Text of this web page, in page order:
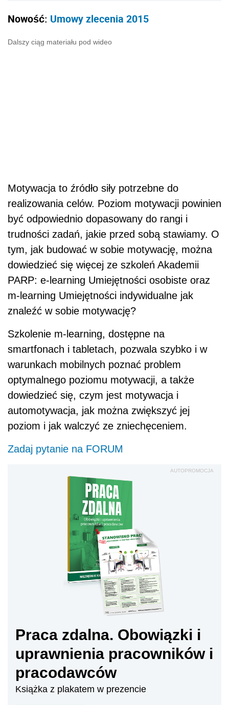
Nowość: Umowy zlecenia 2015
Dalszy ciąg materiału pod wideo
Motywacja to źródło siły potrzebne do
realizowania celów. Poziom motywacji powinien
być odpowiednio dopasowany do rangi i
trudności zadań, jakie przed sobą stawiamy. O
tym, jak budować w sobie motywację, można
dowiedzieć się więcej ze szkoleń Akademii
PARP: e-learning Umiejętności osobiste oraz
m-learning Umiejętności indywidualne jak
znaleźć w sobie motywację?
Szkolenie m-learning, dostępne na
smartfonach i tabletach, pozwala szybko i w
warunkach mobilnych poznać problem
optymalnego poziomu motywacji, a także
dowiedzieć się, czym jest motywacja i
automotywacja, jak można zwiększyć jej
poziom i jak walczyć ze zniechęceniem.
Zadaj pytanie na FORUM
AUTOPROMOCJA
Praca zdalna. Obowiązki i
uprawnienia pracowników i
pracodawców
Książka z plakatem w prezencie